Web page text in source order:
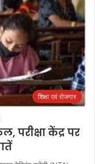
शिक्षा एवं रोजगार
परीक्षा केंद्र पर